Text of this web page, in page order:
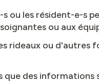
ou les résident-e-s
ou aux
rideaux ou d'autres
que des informations